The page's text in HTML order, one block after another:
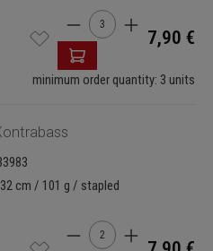
Cantidad del
7,90 €
minimum order quantity: 3 units
cm / 101 g / stapled
Cantidad del